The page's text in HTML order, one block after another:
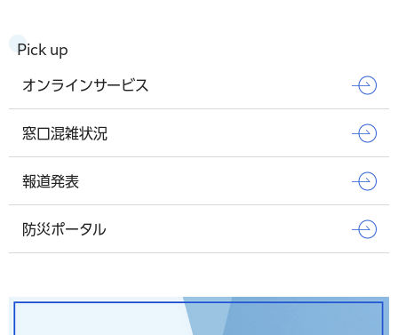
Pick up
オンラインサービス
窓口混雑状況
報道発表
防災ポータル